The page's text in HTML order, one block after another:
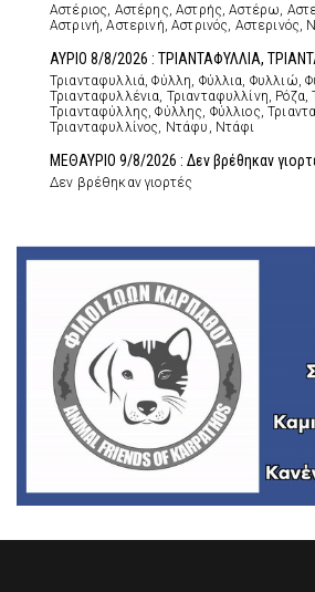
Αστέριος, Αστέρης, Αστρής, Αστέρω,
Αστρινή, Αστερινή, Αστρινός, Αστερινός,
ΑΥΡΙΟ 8/8/2026 : ΤΡΙΑΝΤΑΦΥΛΛΙΑ,
Τριανταφυλλιά, Φύλλη, Φύλλια, Φυλλιώ,
Τριανταφυλλένια, Τριανταφυλλίνη, Ρόζα,
Τριανταφύλλης, Φύλλης, Φύλλιος,
Τριανταφυλλίνος, Ντάφυ, Ντάφι
ΜΕΘΑΥΡΙΟ 9/8/2026 : Δεν βρέθηκαν
Δεν βρέθηκαν γιορτές